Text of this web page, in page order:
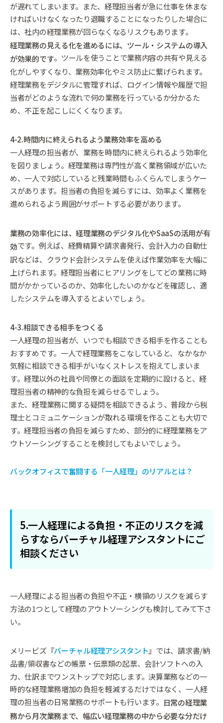
が遅れてしまいます。また、経理担当者が急に仕事を休まな
ければいけなくなったり退職することになったりした場合に
は、社内の経理業務が回らなくなるリスクもあります。
経理業務の見える化を進めるには、ツール・システムの導入
が効果的です。ツールを使うことで業務内容の共有や見える
化がしやすくなり、業務効率化やミス防止に繋げられます。
経理業務をデジタルに管理すれば、ログイン情報や履歴で担
当者がどのような流れで何の業務を行っているか分かるた
め、不正を起こしにくくなります。
4-2.時間内に終えられるよう業務効率を高める
一人経理の担当者が、業務を時間内に終えられるよう効率化
を図りましょう。経理業務は専門性が高く業務領域が広いた
め、一人で対応していると残業時間もふくらんでしまうケー
スがあります。担当者の負担を減らすには、効率よく業務を
進められるよう周囲がサポートする必要があります。
業務の効率化には、経理業務のデジタル化やSaaSの活用が有
効です。例えば、経費精算や請求書発行、会計入力の自動仕
訳などは、クラウド会計システムを使えば作業効率を大幅に
上げられます。経理担当者にヒアリングをしてどの業務に時
間がかかっているのか、効率化したいのかなどを確認し、適
したシステムを導入するとよいでしょう。
4-3.相談できる相手をつくる
一人経理の担当者が、いつでも相談できる相手を作ることも
おすすめです。一人で経理業務をこなしていると、なかなか
気軽に相談できる相手がいなくストレスを抱えてしまいま
す。経理以外の社員や同僚との面談を定期的に設けると、経
理担当者の精神的な負担を減らせるでしょう。
また、経理業務に関する疑問を相談できるよう、普段から税
理士とコミュニケーションが取れる環境を作ることも大切で
す。経理担当者の負担を減らすため、部分的に経理業務をア
ウトソーシングすることを検討してもよいでしょう。
バックオフィスで奮闘する「一人経理」のリアルとは？
5.一人経理による負担・不正のリスクを減
らすならバーチャル経理アシスタントにご
相談ください
一人経理による担当者の負担や不正・横領のリスクを減らす
方法の1つとして経理のアウトソーシングも検討してみて下さ
い。
メリービズ『バーチャル経理アシスタント』では、請求書/納
品書/領収書などの帳票・伝票類の起票、会計ソフトへの入
力、仕訳までワンストップで対応します。決算業務などの一
時的な経理業務増加の負担を軽減するだけではなく、一人経
理の担当者の日常業務のサポートも行います。 日常の経理業
務から月次業務まで、幅広い経理業務の中から必要な分だけ